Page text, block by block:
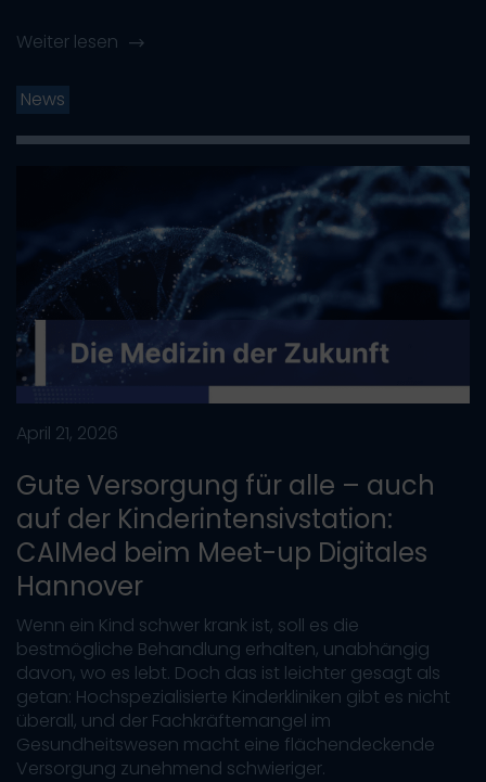
Weiter lesen
News
April 21, 2026
Gute Versorgung für alle – auch
auf der Kinderintensivstation:
CAIMed beim Meet-up Digitales
Hannover
Wenn ein Kind schwer krank ist, soll es die
bestmögliche Behandlung erhalten, unabhängig
davon, wo es lebt. Doch das ist leichter gesagt als
getan: Hochspezialisierte Kinderkliniken gibt es nicht
überall, und der Fachkräftemangel im
Gesundheitswesen macht eine flächendeckende
Versorgung zunehmend schwieriger.